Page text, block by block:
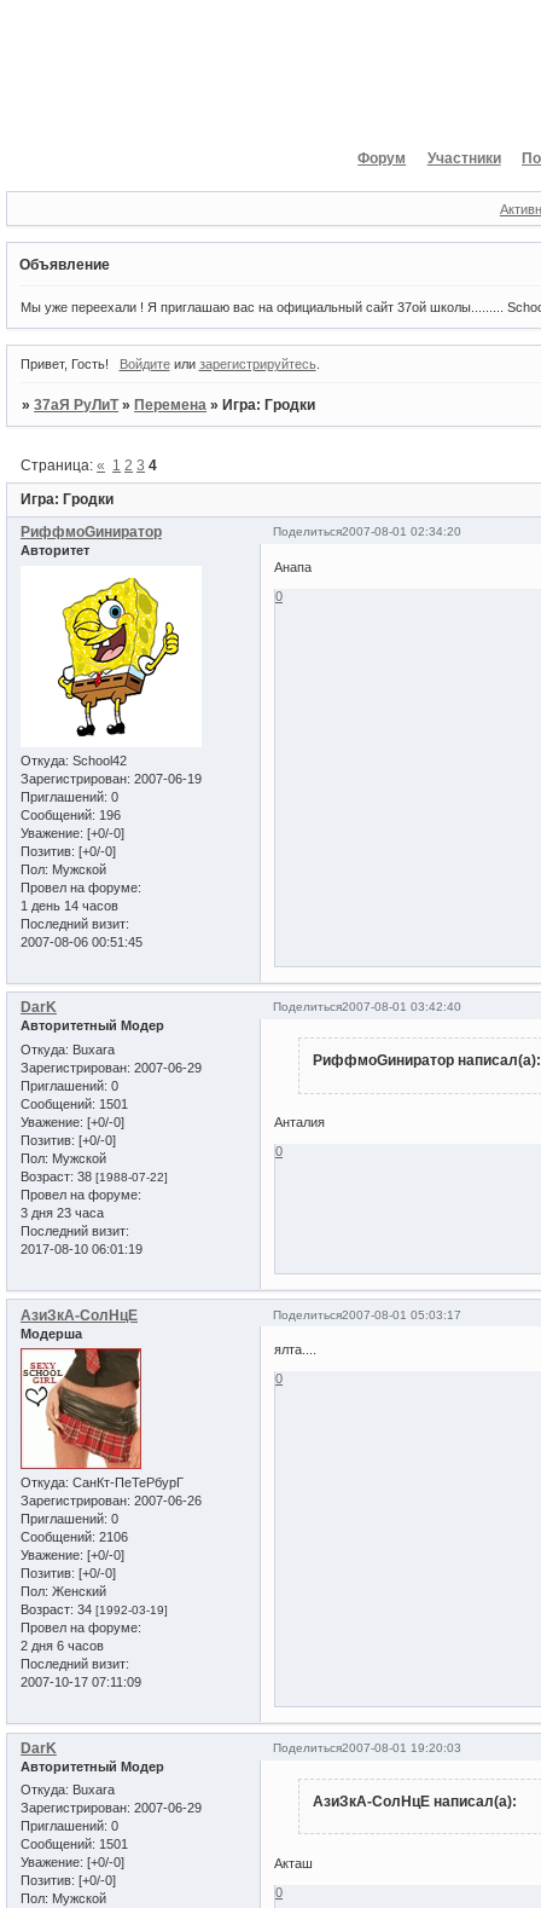
Форум Участники
Объявление
Мы уже переехали ! Я приглашаю вас на официальный сайт 37ой школы.........
Привет, Гость! Войдитеили зарегистрируйтесь.
»37аЯ РуЛиТ »Перемена »Игра: Гродки
Игра: Гродки
Страница:« 1 2 3 4
Поделиться2007-08-01 02:34:20
РиффмоGиниратор
Авторитет
Откуда: School42
Зарегистрирован: 2007-06-19
Приглашений: 0
Сообщений: 196
Уважение: [+0/-0]
Позитив: [+0/-0]
Пол: Мужской
Провел на форуме:
1 день 14 часов
Последний визит:
2007-08-06 00:51:45
Анапа
0
Поделиться2007-08-01 03:42:40
DarK
Авторитетный Модер
Откуда: Buxara
Зарегистрирован: 2007-06-29
Приглашений: 0
Сообщений: 1501
Уважение: [+0/-0]
Позитив: [+0/-0]
Пол: Мужской
Возраст: 38 [1988-07-22]
Провел на форуме:
3 дня 23 часа
Последний визит:
2017-08-10 06:01:19
РиффмоGиниратор написал(а):
Анталия
0
Поделиться2007-08-01 05:03:17
АзиЗкА-СолНцЕ
Модерша
Откуда: СанКт-ПеТеРбурГ
Зарегистрирован: 2007-06-26
Приглашений: 0
Сообщений: 2106
Уважение: [+0/-0]
Позитив: [+0/-0]
Пол: Женский
Возраст: 34 [1992-03-19]
Провел на форуме:
2 дня 6 часов
Последний визит:
2007-10-17 07:11:09
ялта....
0
Поделиться2007-08-01 19:20:03
DarK
Авторитетный Модер
Откуда: Buxara
Зарегистрирован: 2007-06-29
Приглашений: 0
Сообщений: 1501
Уважение: [+0/-0]
Позитив: [+0/-0]
Пол: Мужской
АзиЗкА-СолНцЕ написал(а):
Акташ
0